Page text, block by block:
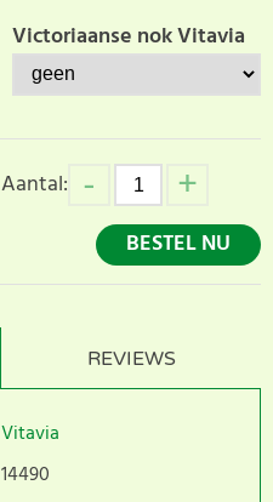
Victoriaanse nok Vitavia
Aantal:
BESTEL NU
REVIEWS
Vitavia
14490